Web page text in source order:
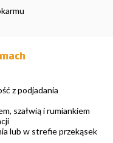
z podjadania
szałwią i rumiankiem
lub w strefie przekąsek